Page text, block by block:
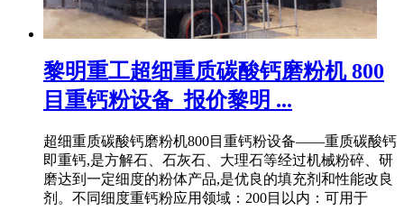
黎明重工超细重质碳酸钙磨粉机 800
目重钙粉设备_报价黎明 ...
超细重质碳酸钙磨粉机800目重钙粉设备——重质碳酸钙
即重钙,是方解石、石灰石、大理石等经过机械粉碎、研
磨达到一定细度的粉体产品,是优良的填充剂和性能改良
剂。不同细度重钙粉应用领域：200目以内：可用于